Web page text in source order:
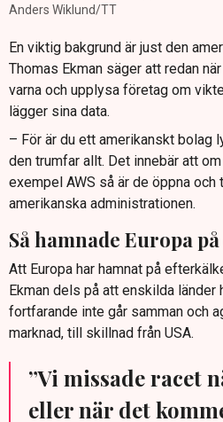
Anders Wiklund/TT
En viktig bakgrund är just den
Thomas Ekman säger att redan
varna och upplysa företag om
lägger sina data.
– För är du ett amerikanskt bolag
den trumfar allt. Det innebär att om
exempel AWS så är de öppna
amerikanska administrationen.
Så hamnade Europa
Att Europa har hamnat på
Ekman dels på att enskilda länder
fortfarande inte går samman och
marknad, till skillnad från USA.
”Vi missade racet
eller när det